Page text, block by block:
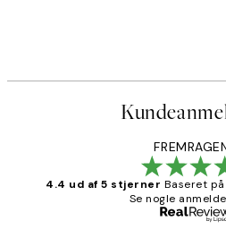
4.4 ud af 5 stjerner Baseret
Se nogle